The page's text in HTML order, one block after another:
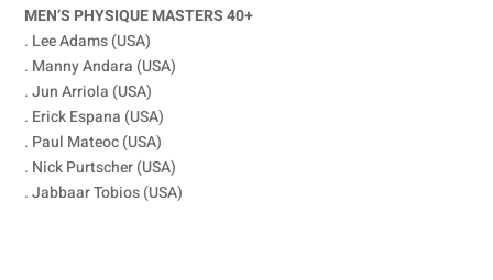
MEN’S PHYSIQUE MASTERS 40+
. Lee Adams (USA)
. Manny Andara (USA)
. Jun Arriola (USA)
. Erick Espana (USA)
. Paul Mateoc (USA)
. Nick Purtscher (USA)
. Jabbaar Tobios (USA)